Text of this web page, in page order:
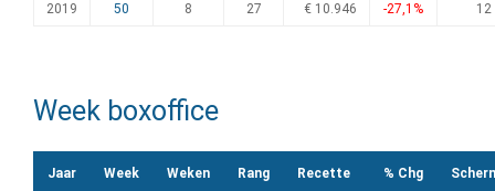
2019 50 8 27 € 10.946 -27,1% 12
Week boxoffice
Jaar Week Weken Rang Recette % Chg